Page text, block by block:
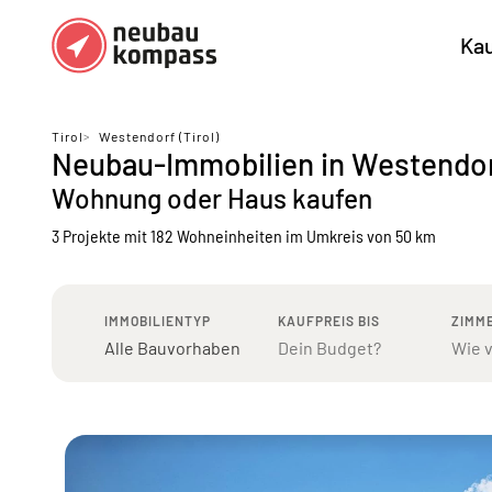
Regionen
Bundesländer DE
Österreich
München
Köln
Tirol> Westendorf (Tirol)
Neubau-Immobilien in
Wohnung oder Haus kaufen
3 Projekte mit 182 Wohneinheiten im Umkreis von 50 km
IMMOBILIENTYP KAUFPREIS BIS